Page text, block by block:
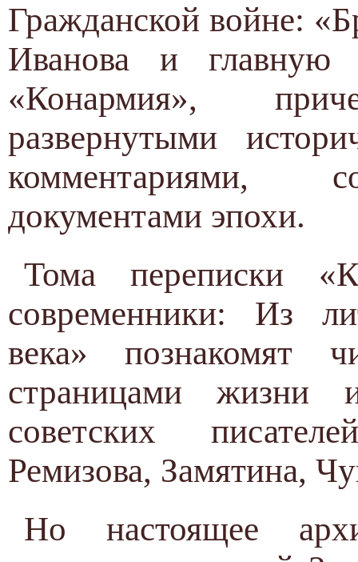
Гражданской войне:
Иванова и
«Конармия»,
развернутыми
комментариями,
документами эпохи.
Тома переписки
современники: Из
века» познакомят
страницами жизни
советских
Ремизова, Замятина,
Но настоящее